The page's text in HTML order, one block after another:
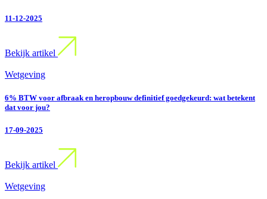
11-12-2025
Bekijk artikel
Wetgeving
6% BTW voor afbraak en heropbouw definitief goedgekeurd: wat betekent
dat voor jou?
17-09-2025
Bekijk artikel
Wetgeving